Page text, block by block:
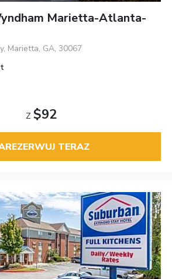
Marietta-Atlanta-
Marietta, GA, 30067
Z $92
TERAZ